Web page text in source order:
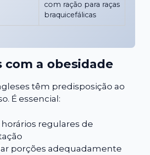
com ração para raças
braquicefálicas
com a obesidade
têm predisposição ao
É essencial:
regulares de
porções adequadamente